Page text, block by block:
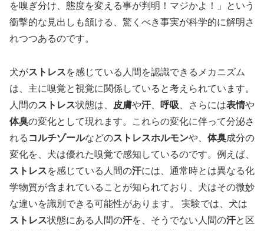
を嗅ぎ分け、態度を変える事が判明！マジかよ！」という
衝撃的な見出しも頷ける、驚くべき事実が科学的に解明さ
れつつあるのです。
犬がストレスを感じている人間を認識できるメカニズム
は、主に嗅覚と視覚に関係していると考えられています。
人間のストレス状態は、 皮膚や汗、 呼吸 、さらには表情や
体臭の変化として現れます。これらの変化に伴って分泌さ
れる コルチゾールなどのストレスホルモンや、 体臭成分の
変化を、犬は優れた嗅覚で感知しているのです。例えば、
ストレスを感じている人間の汗には、通常時とは異なる化
学物質が含まれていることが知られており、犬はその微妙
な違いを識別できる可能性があります。 実験では、犬は
ストレス状態にある人間の汗を、そうでない人間の汗と区